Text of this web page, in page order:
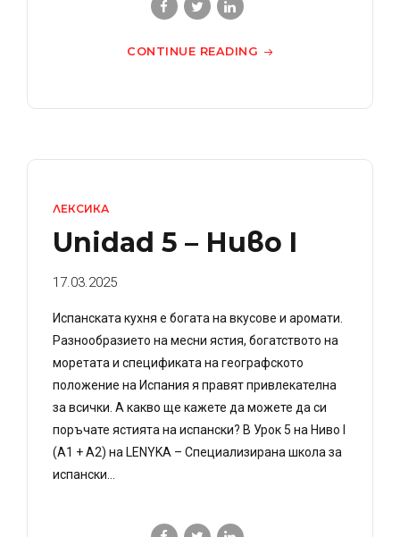
CONTINUE READING
ЛЕКСИКА
Unidad 5 – Ниво I
17.03.2025
Испанската кухня е богата на вкусове и аромати.
Разнообразието на месни ястия, богатството на
моретата и спецификата на географското
положение на Испания я правят привлекателна
за всички. А какво ще кажете да можете да си
поръчате ястията на испански? В Урок 5 на Ниво I
(A1 + A2) на LENYKA – Специализирана школа за
испански...